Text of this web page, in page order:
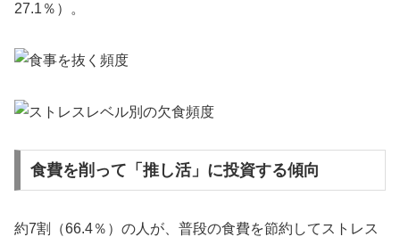
27.1％）。
食費を削って「推し活」に投資する傾向
約7割（66.4％）の人が、普段の食費を節約してストレス